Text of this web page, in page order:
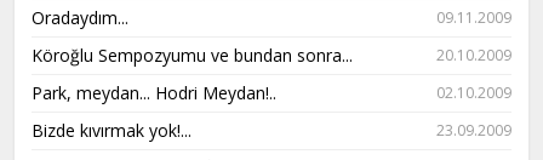
Oradaydım... 09.11.2009
Köroğlu Sempozyumu ve bundan sonra... 20.10.2009
Park, meydan... Hodri Meydan!.. 02.10.2009
Bizde kıvırmak yok!... 23.09.2009